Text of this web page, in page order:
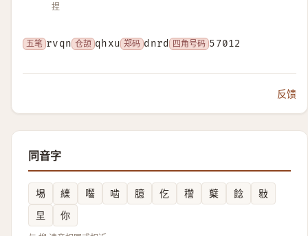
捏
五笔 rvqn 仓颉 qhxu 郑码 dnrd 四角号码 57012
反馈
同音字
埸 䌜 囓 啮 臆 仡 䆌 櫱 䭃
敡
圼
你